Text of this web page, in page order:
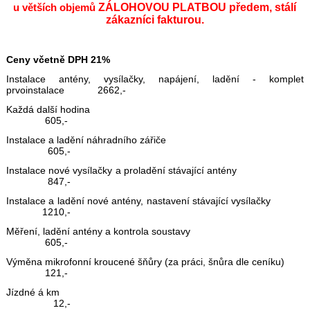
u větších objemůZÁLOHOVOU PLATBOU předem, stálí
zákazníci fakturou.
Ceny včetně DPH 21%
Instalace antény, vysílačky, napájení, ladění - komplet
prvoinstalace 2662,-
Každá další hodina
605,-
Instalace a ladění náhradního zářiče
605,-
Instalace nové vysílačky a proladění stávající antény
847,-
Instalace a ladění nové antény, nastavení stávající vysílačky
1210,-
Měření, ladění antény a kontrola soustavy
605,-
Výměna mikrofonní kroucené šňůry (za práci, šnůra dle ceníku)
121,-
Jízdné á km
12,-